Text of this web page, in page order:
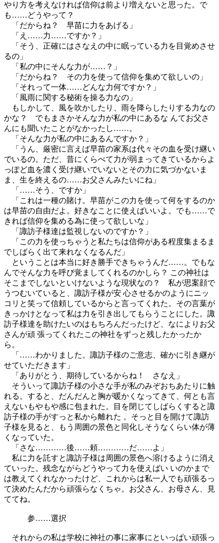
やり方を考えなければ信仰は前より増えないと思った。で
も……どうやって？
「だからね？ 早苗に力をあげる」
「え……力……ですか？」
「そう、正確にはさなえの中に眠っている力を目覚めさせ
るの」
「私の中にそんな力が……？」
「だからね？ その力を使って信仰を集めて欲しいの」
「それって一体……どんな力何ですか？」
「風雨に関する秘術を操る力なの」
もしかして、風を吹かしたり、雨を降らしたりする力なの
かな？ でもまさかそんな力が私の中にあるな んてお父さ
んにも聞いたことがなかったし……。
「そんな力が私の中にあるんですか？」
「うん、厳密に言えば早苗の家系は代々その血を受け継い
でいるの。ただ、昔にくらべて力が弱まってきているからよ
っぽど血を濃く受け継いでいないとその力に気づかないま
ま、生を終えるの……お父さんみたいにね」
「……そう、ですか」
「これは一種の賭け。早苗がこの力を使って何をするのか
は早苗の自由だよ。好きなことに使えばいいよ。でも……で
きれば信仰を集める為に使って欲しいな」
「諏訪子様達は監視しないのですか？」
「この力を使っちゃうと私たちは信仰がある程度集まるま
でしばらく出て来れなくなるんだ」
ということは本当に好き勝手できちゃうんだ……。でもな
んでそんな力を呼び覚ましてくれるのかしら？ この神社は
そこまでしないといけないような現状なの？ 私が思案顔で
うつむいていると、諏訪子様が安 心させるかのようにニッ
コリと笑って信頼しているからと言ってくれた。その言葉が
きっかけとなって私は力を引き出してもらうことにした。諏
訪子様達を助けたいのはもちろんだったけど、なによりお父
さんが頑 張ってくれたこの神社をずっと残したかったか
ら。
「……わかりました。諏訪子様のご意志、確かに引き継が
せていただきます」
「ありがとう、期待しているからね！ さなえ」
そういって諏訪子様の小さな手が私のみぞおちあたりに触
れる。すると、だんだんと胸が暖かくなってきて、何とも言
えないもやもや感に包まれた。目を閉じてしばらくすると諏
訪子様の手がすっと私から離れた 。そっと目を開けて諏訪
子様を見ると、もう周囲の景色と同化しそうなくらい体が薄
くなっていた。
「さな…………後……頼…………だ……よ」
私に力を託すと諏訪子様は周囲の景色へ溶けるように消え
ていった。残念ながらどうやって力を使えばい いのかまで
は教えてくれなかったけど、これからは私一人でも頑張るっ
て決めたんだから頑張らなくちゃ。お父さん、お母さん、見
ててね。
参……選択
それからの私は学校に神社の事に家事にといっぱい頑張っ